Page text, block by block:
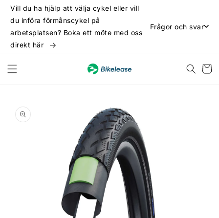
vidare
innehåll
Vill du ha hjälp att välja cykel eller vill
du införa förmånscykel på
arbetsplatsen? Boka ett möte med oss
direkt här
Frågor och svar
vidare till